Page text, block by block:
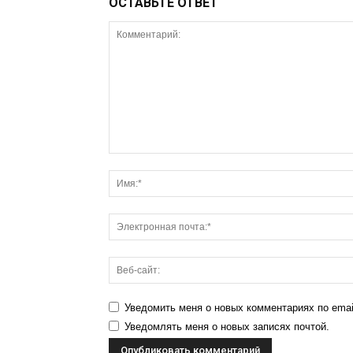
Уведомить меня о новых комментариях по
Уведомлять меня о новых записях почтой.